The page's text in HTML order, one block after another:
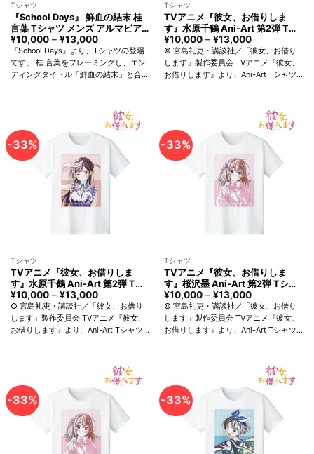
Tシャツ
『School Days』 鮮血の結末 桂
言葉 Tシャツ メンズ アルマビア
ンカ School Days
Senketsunoketsumatsu
Kotonoha Katsura T-shirt Men
arma bianca
¥10,000 – ¥13,000価
格
帯:
¥10,000
–
『School Days』より、Tシャツの登場
です。 桂 言葉をフレーミングし、エン
ディングタイトル「鮮血の結末」と合わ
使いいただけるシルエットです...
Tシャツ
TVアニメ『彼女、お借りしま
す』水原千鶴 Ani-Art 第2弾 Tシ
ャツ レディース アルマビアンカ
Rent-A-Girlfriend Chizuru
Mizuhara T-shirt Women arma
bianca
¥10,000 – ¥13,000価
格
帯:
¥10,000
–
© 宮島礼吏・講談社／「彼女、お借り
します」製作委員会 TVアニメ『彼女、
お借りします』より、Ani-Art Tシャツ
ドなスタイリングで、シーンを選...
-33%
Tシャツ
TVアニメ『彼女、お借りしま
す』水原千鶴 Ani-Art 第2弾 Tシ
ャツ メンズ アルマビアンカ
Rent-A-Girlfriend Chizuru
Mizuhara T-shirt Men arma
bianca
¥10,000 – ¥13,000価
格
帯:
¥10,000
–
© 宮島礼吏・講談社／「彼女、お借り
します」製作委員会 TVアニメ『彼女、
お借りします』より、Ani-Art Tシャツ
ドなスタイリングで、シーンを選...
-33%
Tシャツ
TVアニメ『彼女、お借りしま
す』桜沢墨 Ani-Art 第2弾 Tシャ
ツ レディース アルマビアンカ
Rent-A-Girlfriend Sumi
Sakurasawa T-shirt Women
arma bianca
¥10,000 – ¥13,000価
格
帯:
¥10,000
–
© 宮島礼吏・講談社／「彼女、お借り
します」製作委員会 TVアニメ『彼女、
お借りします』より、Ani-Art Tシャツ
なスタイリングで、シーンを選...
-33% -33%